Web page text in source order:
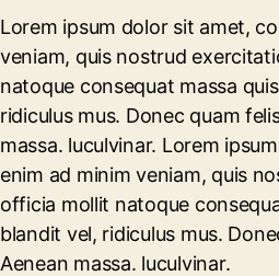
Lorem ipsum dolor sit amet,
veniam, quis nostrud
natoque consequat massa
ridiculus mus. Donec quam
massa. luculvinar. Lorem
enim ad minim veniam, quis
officia mollit natoque
blandit vel, ridiculus mus.
Aenean massa. luculvinar.